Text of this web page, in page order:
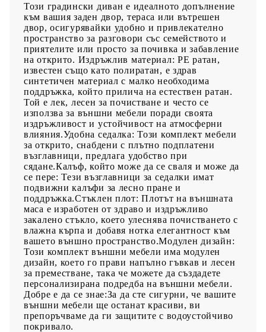
Този градински диван е идеалното допълнение
към вашия заден двор, тераса или вътрешен
двор, осигурявайки удобно и привлекателно
пространство за разговори със семейството и
приятелите или просто за почивка и забавление
на открито. Издръжлив материал: PE ратан,
известен също като полиратан, е здрав
синтетичен материал с малко необходима
поддръжка, който прилича на естествен ратан.
Той е лек, лесен за почистване и често се
използва за външни мебели поради своята
издръжливост и устойчивост на атмосферни
влияния.Удобна седалка: Този комплект мебели
за открито, снабдени с плътно подплатени
възглавници, предлага удобство при
сядане.Калъф, който може да се сваля и може да
се пере: Тези възглавници за седалки имат
подвижни калъфи за лесно пране и
поддръжка.Стъклен плот: Плотът на външната
маса е изработен от здраво и издръжливо
закалено стъкло, което улеснява почистването с
влажна кърпа и добавя нотка елегантност към
вашето външно пространство.Модулен дизайн:
Този комплект външни мебели има модулен
дизайн, което го прави напълно гъвкав и лесен
за преместване, така че можете да създадете
персонализирана подредба на външни мебели.
Добре е да се знае:За да сте сигурни, че вашите
външни мебели ще останат красиви, ви
препоръчваме да ги защитите с водоустойчиво
покривало.